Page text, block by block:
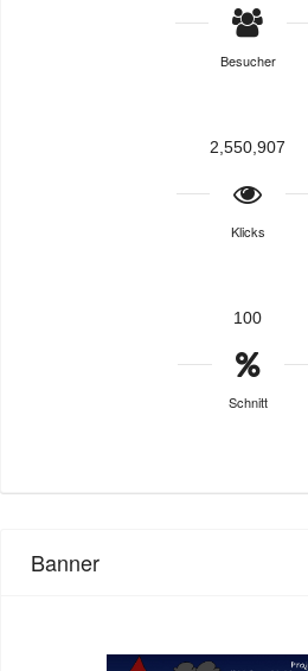
Besucher
2,550,907
Klicks
100
Schnitt
Banner